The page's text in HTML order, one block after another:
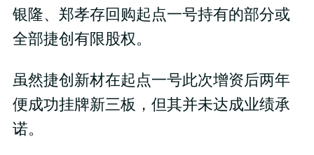
银隆、郑孝存回购起点一号持有的部分或
全部捷创有限股权。
虽然捷创新材在起点一号此次增资后两年
便成功挂牌新三板，但其并未达成业绩承
诺。